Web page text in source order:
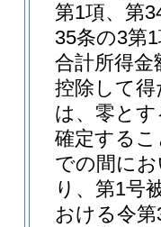
第1項、第
35条の3第
合計所得金
控除して
は、零と
確定する
での間に
り、第1号
おける令